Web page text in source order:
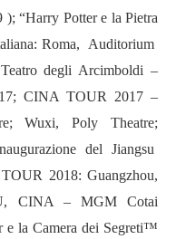
“Harry Potter e la Pietra
Roma, Auditorium
degli Arcimboldi –
CINA TOUR 2017 –
Wuxi, Poly Theatre;
del Jiangsu
2018: Guangzhou,
CINA – MGM Cotai
e la Camera dei Segreti™